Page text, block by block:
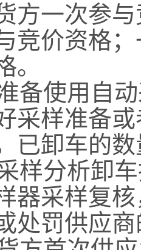
方一次参
竞价资格；
。
备使用自
采样准备
已卸车的
样分析卸
器采样复
处罚供应